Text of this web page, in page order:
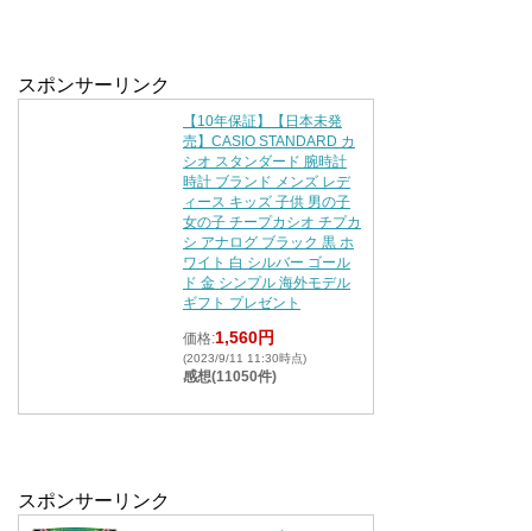
スポンサーリンク
【10年保証】【日本未発
売】CASIO STANDARD カ
シオ スタンダード 腕時計
時計 ブランド メンズ レデ
ィース キッズ 子供 男の子
女の子 チープカシオ チプカ
シ アナログ ブラック 黒 ホ
ワイト 白 シルバー ゴール
ド 金 シンプル 海外モデル
ギフト プレゼント
価格:1,560円
(2023/9/11 11:30時点)
感想(11050件)
スポンサーリンク